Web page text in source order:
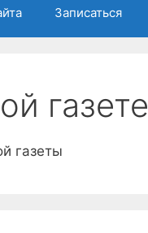
Записаться
газете
газеты